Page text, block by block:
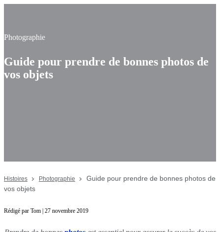
Photographie
Guide pour prendre de bonnes photos de
vos objets
Histoires Photographie
Guide pour prendre de bonnes photos de
vos objets
Rédigé par Tom | 27 novembre 2019